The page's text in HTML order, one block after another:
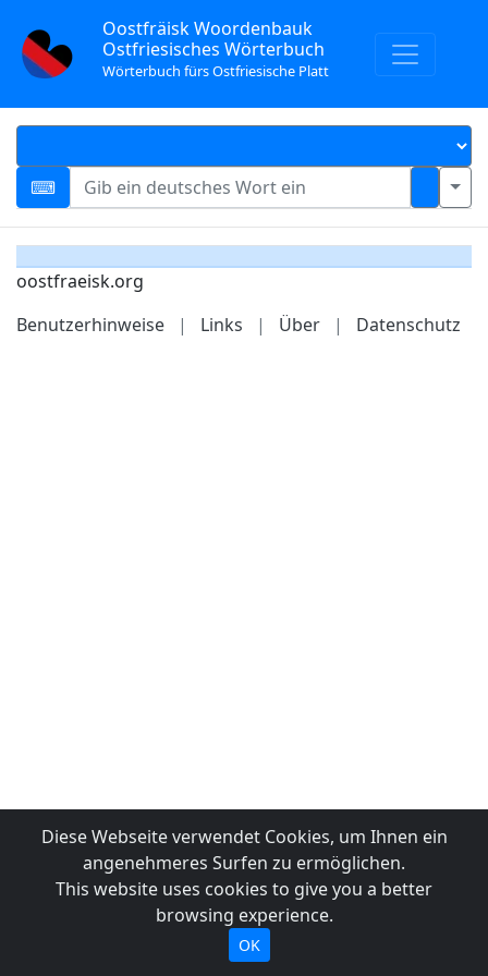
Oostfräisk Woordenbauk
Ostfriesisches Wörterbuch
Wörterbuch fürs Ostfriesische Platt
oostfraeisk.org
Benutzerhinweise
| Links | Über | Datenschutz
Diese Webseite verwendet Cookies, um Ihnen ein
angenehmeres Surfen zu ermöglichen.
This website uses cookies to give you a better
browsing experience.
OK